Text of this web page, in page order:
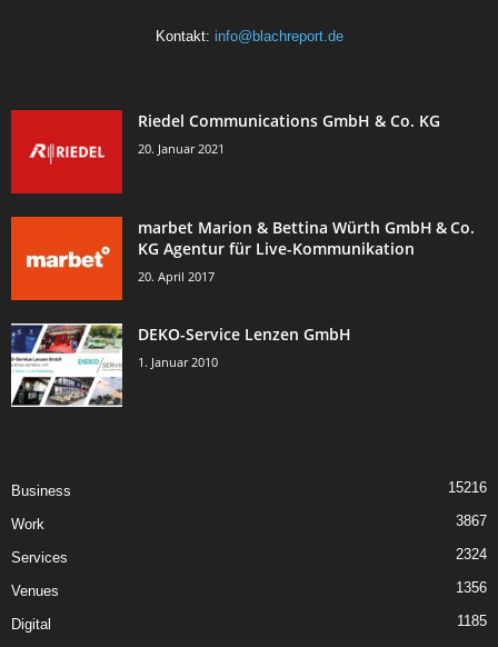
Kontakt: info@blachreport.de
Riedel Communications GmbH & Co. KG
20. Januar 2021
marbet Marion & Bettina Würth GmbH & Co.
KG Agentur für Live-Kommunikation
20. April 2017
DEKO-Service Lenzen GmbH
1. Januar 2010
Business 15216
Work 3867
Services 2324
Venues 1356
Digital 1185